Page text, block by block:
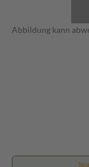
Abbildung kann